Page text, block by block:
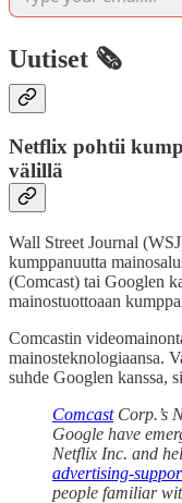
Uutiset 🗞️
Netflix pohtii
välillä
Wall Street Journal
kumppanuutta
(Comcast) tai Googlen
mainostuottoaan
Comcastin
mainosteknologiaansa.
suhde Googlen kanssa,
ComcastCorp.’s
Google have
Netflix Inc. and
advertising-
people familiar